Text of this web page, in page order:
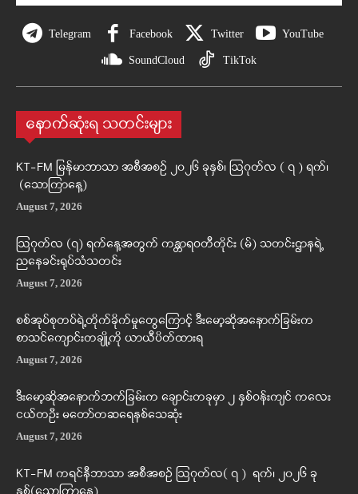
Telegram Facebook Twitter YouTube
SoundCloud TikTok
နောက်ဆုံးရ သတင်းများ
KT-FM မြန်မာဘာသာ အစီအစဉ် ၂၀၂၆ ခုနှစ်၊ ဩဂုတ်လ ( ၇ ) ရက်၊
(သောကြာနေ့)
August 7, 2026
ဩဂုတ်လ (၇) ရက်နေ့အတွက် ကန္တာရဝတီတိုင်း (မ်) သတင်းဌာနရဲ့
ညနေခင်းရုပ်သံသတင်း
August 7, 2026
စစ်အုပ်စုတပ်ရဲ့တိုက်ခိုက်မှုတွေကြောင့် ဒီးမော့ဆိုအနောက်ခြမ်းက
စာသင်ကျောင်းတချို့ကို ယာယီပိတ်ထားရ
August 7, 2026
ဒီးမော့ဆိုအနောက်ဘက်ခြမ်းက ချောင်းတခုမှာ ၂ နှစ်ဝန်းကျင် ကလေး
ငယ်တဦး မတော်တဆရေနစ်သေဆုံး
August 7, 2026
KT-FM ကရင်နီဘာသာ အစီအစဉ် ဩဂုတ်လ( ၇ ) ရက်၊ ၂၀၂၆ ခု